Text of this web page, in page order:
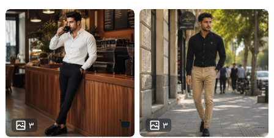
۳ ۳ ...